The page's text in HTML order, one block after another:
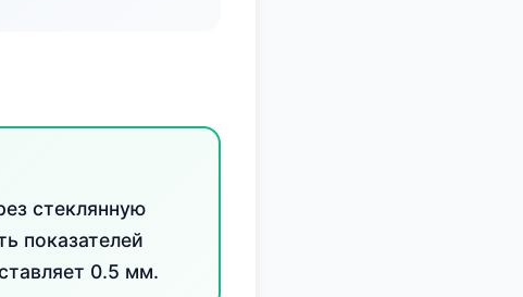
стеклянную
показателей
0.5 мм.